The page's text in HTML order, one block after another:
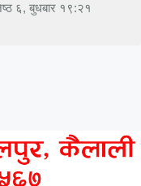
६, बुधबार १९:२१